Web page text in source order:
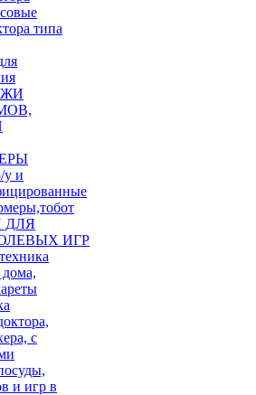
типа
у и
ДЛЯ
ИГР
с
и игр в